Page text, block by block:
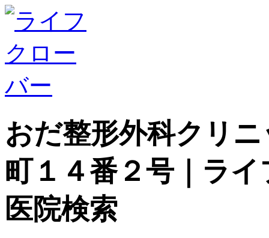
おだ整形外科クリ
町１４番２号｜ラ
医院検索